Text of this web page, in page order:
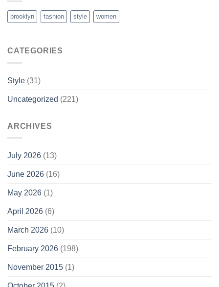
brooklyn fashion style women
CATEGORIES
Style (31)
Uncategorized (221)
ARCHIVES
July 2026 (13)
June 2026 (16)
May 2026 (1)
April 2026 (6)
March 2026 (10)
February 2026 (198)
November 2015 (1)